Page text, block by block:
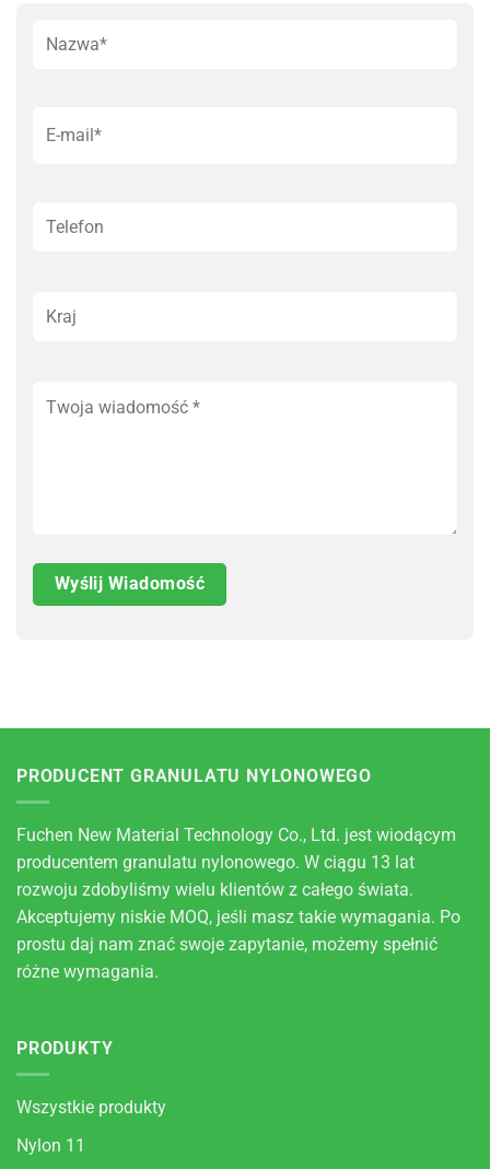
PRODUCENT GRANULATU NYLONOWEGO
Fuchen New Material Technology Co., Ltd. jest wiodącym
producentem granulatu nylonowego. W ciągu 13 lat
rozwoju zdobyliśmy wielu klientów z całego świata.
Akceptujemy niskie MOQ, jeśli masz takie wymagania. Po
prostu daj nam znać swoje zapytanie, możemy spełnić
różne wymagania.
PRODUKTY
Wszystkie produkty
Nylon 11